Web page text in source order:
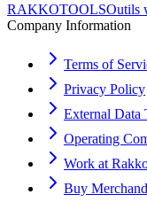
RAKKOTOOLSOutils
Company Information
Terms of
Privacy Policy
External Data
Operating
Work at
Buy